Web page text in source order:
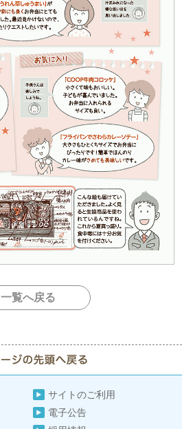
一覧へ戻る
サイトのご利用
電子公告